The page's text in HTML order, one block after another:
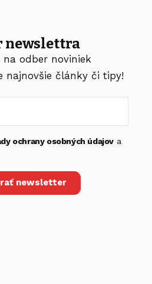
newslettra
na odber noviniek
najnovšie články či tipy!
ochrany osobných údajova
newsletter